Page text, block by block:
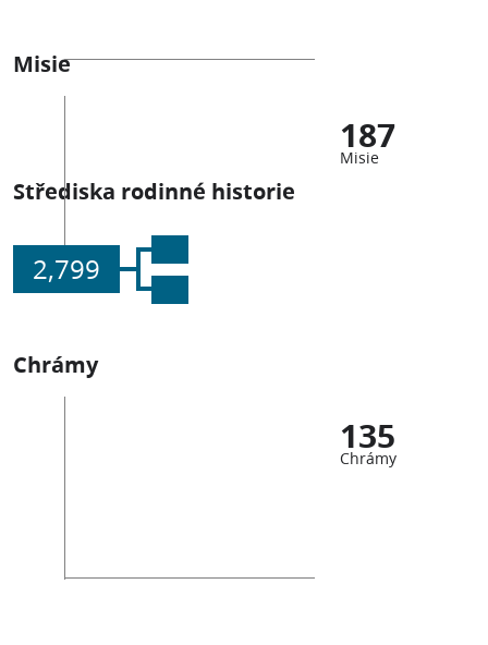
Misie
187
Misie
Střediska rodinné historie
2,799
Chrámy
135
Chrámy